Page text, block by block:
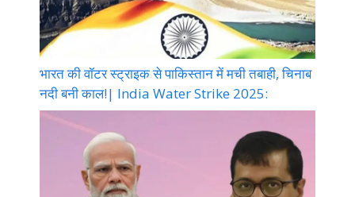
भारत की वॉटर स्ट्राइक से पाकिस्तान में मची तबाही, चिनाब
नदी बनी काल!| India Water Strike 2025: